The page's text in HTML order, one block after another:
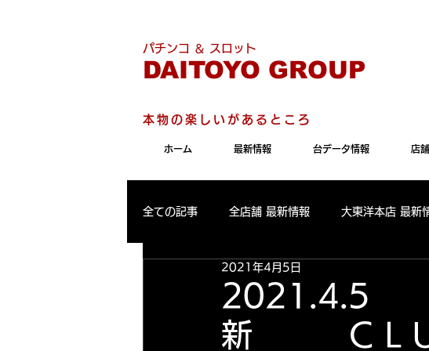
パチンコ ＆ スロット
DAITOYO GROUP
本物の楽しいがあるところ
ホーム 最新情報 台データ情報 店
全ての記事 全店舗 最新情報 大東洋本店 最新
パールサーティーン 最新情報
大東洋東通り店 出玉ランキング パールサー
2021.4.5 出
新 ＣＬＵ
2021年4月5日